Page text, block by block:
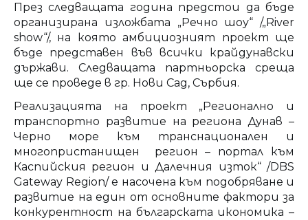
През следващата година предстои да бъде
организирана изложбата „Речно шоу“ /„River
show“/, на която амбициозният проект ще
бъде представен във всички крайдунавски
държави. Следващата партньорска среща
ще се проведе в гр. Нови Сад, Сърбия.
Реализацията на проект „Регионално и
транспортно развитие на региона Дунав –
Черно море към транснационален и
многопристанищен регион – портал към
Каспийския регион и Далечния изток“ /DBS
Gateway Region/ е насочена към подобряване и
развитие на един от основните фактори за
конкурентност на българската икономика –